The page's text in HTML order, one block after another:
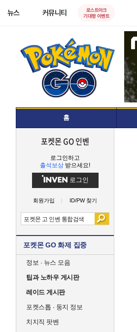
뉴스 커뮤니티
로스트아크
기대평 이벤트
홈
포켓몬 GO 인벤
로그인하고
출석보상 받으세요!
로그인
회원가입 ID/PW 찾기
포켓몬 GO 화제 집중
정보 · 뉴스 모음
팁과 노하우 게시판
레이드 게시판
포켓스톱 · 둥지 정보
치지직 팟벤